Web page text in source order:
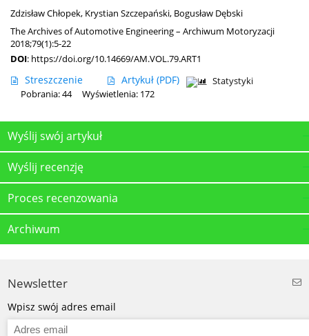
Zdzisław Chłopek, Krystian Szczepański, Bogusław Dębski
The Archives of Automotive Engineering – Archiwum Motoryzacji
2018;79(1):5-22
DOI: https://doi.org/10.14669/AM.VOL.79.ART1
Streszczenie Artykuł (PDF)
Statystyki
Pobrania: 44
Wyświetlenia: 172
Wyślij swój artykuł
Wyślij recenzję
Proces recenzowania
Archiwum
Newsletter
Wpisz swój adres email